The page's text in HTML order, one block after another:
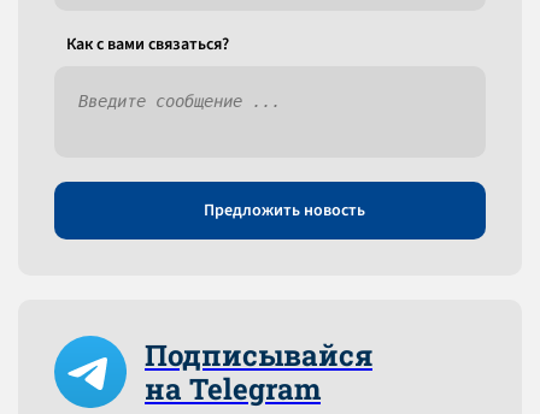
Как c вами связаться?
Предложить новость
Подписывайся
на Telegram